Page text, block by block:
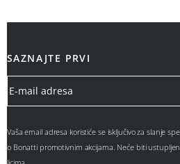
SAZNAJTE PRVI
Vaša email adresa koristiće se isključivo za slanje
o Bonatti promotivnim akcijama. Neće biti